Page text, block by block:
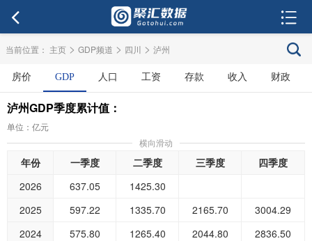
当前位置： 主页 > GDP频道 > 四川 > 泸州
房价 GDP 人口 工资 存款 收入 财政
泸州GDP季度累计值：
单位：亿元
横向滑动
年份 一季度 二季度 三季度
四季度
2026
637.05
1425.30
2025
597.22 1335.70 2165.70
3004.29
2024
575.80 1265.40 2044.80
2836.50